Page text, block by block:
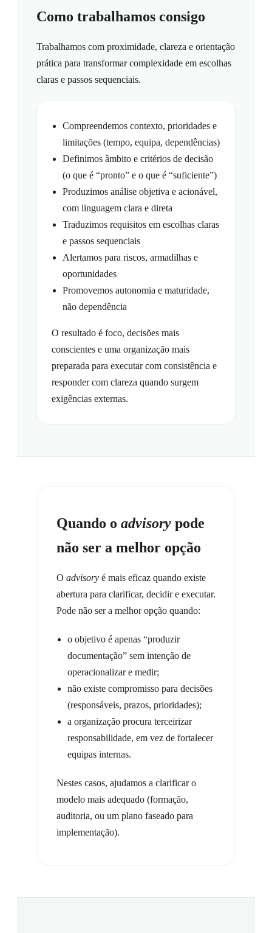
Como trabalhamos consigo
Trabalhamos com proximidade, clareza e orientação
prática para transformar complexidade em escolhas
claras e passos sequenciais.
Compreendemos contexto, prioridades e
limitações (tempo, equipa, dependências)
Definimos âmbito e critérios de decisão
(o que é “pronto” e o que é “suficiente”)
Produzimos análise objetiva e acionável,
com linguagem clara e direta
Traduzimos requisitos em escolhas claras
e passos sequenciais
Alertamos para riscos, armadilhas e
oportunidades
Promovemos autonomia e maturidade,
não dependência
O resultado é foco, decisões mais
conscientes e uma organização mais
preparada para executar com consistência e
responder com clareza quando surgem
exigências externas.
Quando o advisory pode
não ser a melhor opção
O advisory é mais eficaz quando existe
abertura para clarificar, decidir e executar.
Pode não ser a melhor opção quando:
o objetivo é apenas “produzir
documentação” sem intenção de
operacionalizar e medir;
não existe compromisso para decisões
(responsáveis, prazos, prioridades);
a organização procura terceirizar
responsabilidade, em vez de fortalecer
equipas internas.
Nestes casos, ajudamos a clarificar o
modelo mais adequado (formação,
auditoria, ou um plano faseado para
implementação).